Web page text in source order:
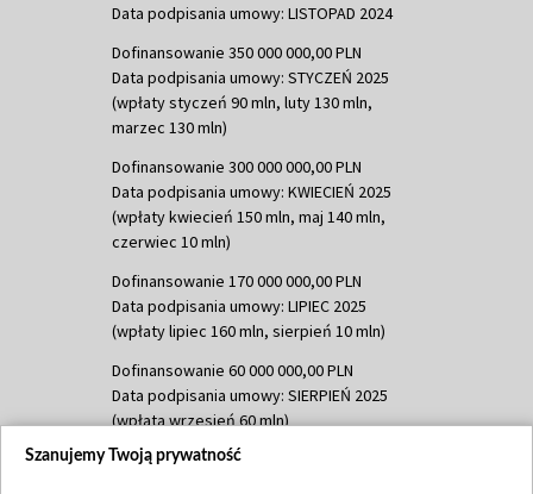
Data podpisania umowy: LISTOPAD 2024
Dofinansowanie 350 000 000,00 PLN
Data podpisania umowy: STYCZEŃ 2025
(wpłaty styczeń 90 mln, luty 130 mln,
marzec 130 mln)
Dofinansowanie 300 000 000,00 PLN
Data podpisania umowy: KWIECIEŃ 2025
(wpłaty kwiecień 150 mln, maj 140 mln,
czerwiec 10 mln)
Dofinansowanie 170 000 000,00 PLN
Data podpisania umowy: LIPIEC 2025
(wpłaty lipiec 160 mln, sierpień 10 mln)
Dofinansowanie 60 000 000,00 PLN
Data podpisania umowy: SIERPIEŃ 2025
(wpłata wrzesień 60 mln)
Dofinansowanie 635 783 051,21 PLN
Szanujemy Twoją prywatność